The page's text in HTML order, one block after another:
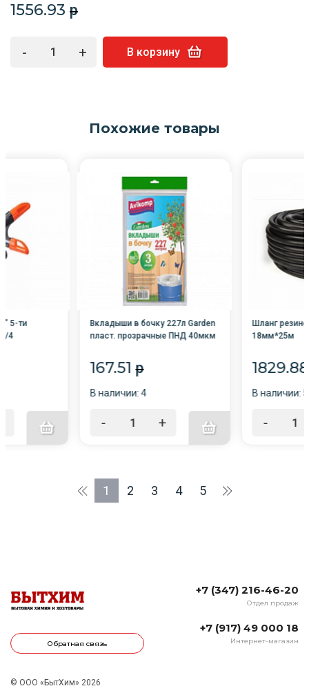
1556.93 p
- + В корзину
Похожие товары
5-ти
4
Вкладыши в бочку 227л Garden
пласт. прозрачные ПНД 40мкм
167.51 p
В наличии: 4
- +
Шланг
18мм*25м
В наличии: 5
-
1 2 3 4 5
Обратная связь
+7 (347) 216-46-20
Отдел продаж
+7 (917) 49 000 18
Интернет-магазин
© ООО «БытХим» 2026